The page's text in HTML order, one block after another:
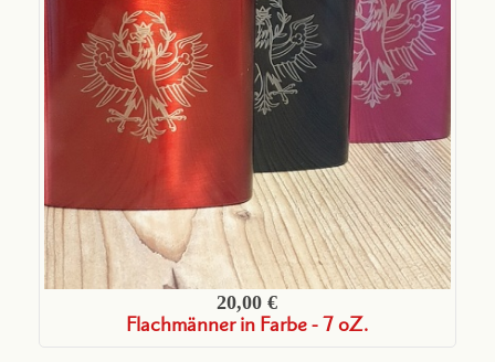
20,00 €
Flachmänner in Farbe - 7 oZ.